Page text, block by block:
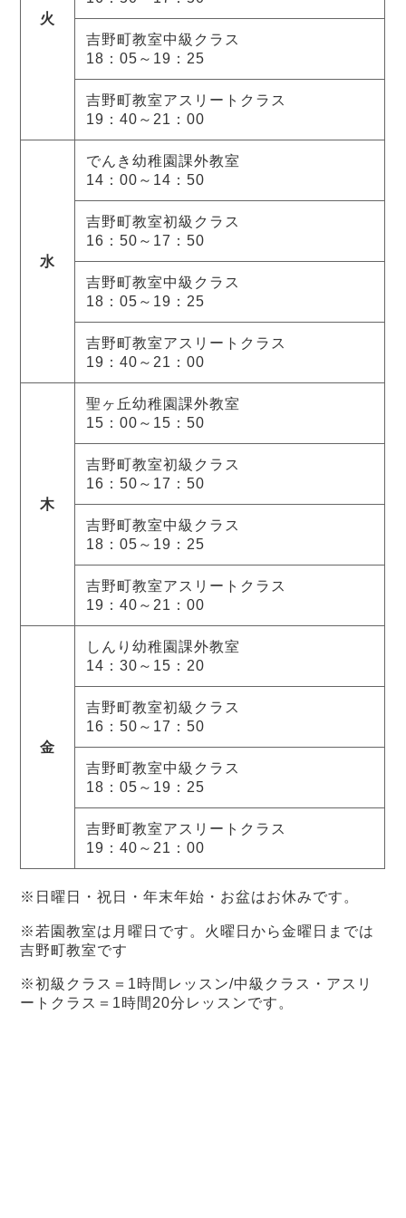
火
吉野町教室中級クラス
18：05～19：25
吉野町教室アスリートクラス
19：40～21：00
水
でんき幼稚園課外教室
14：00～14：50
吉野町教室初級クラス
16：50～17：50
吉野町教室中級クラス
18：05～19：25
吉野町教室アスリートクラス
19：40～21：00
木
聖ヶ丘幼稚園課外教室
15：00～15：50
吉野町教室初級クラス
16：50～17：50
吉野町教室中級クラス
18：05～19：25
吉野町教室アスリートクラス
19：40～21：00
金
しんり幼稚園課外教室
14：30～15：20
吉野町教室初級クラス
16：50～17：50
吉野町教室中級クラス
18：05～19：25
吉野町教室アスリートクラス
19：40～21：00
※日曜日・祝日・年末年始・お盆はお休みです。
※若園教室は月曜日です。火曜日から金曜日までは
吉野町教室です
※初級クラス＝1時間レッスン/中級クラス・アスリ
ートクラス＝1時間20分レッスンです。